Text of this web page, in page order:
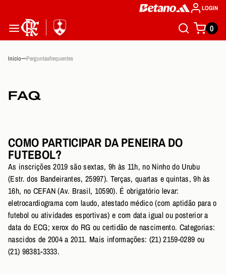
LOGIN
0
Inicio Perguntasfrequentes
FAQ
COMO PARTICIPAR DA PENEIRA DO
FUTEBOL?
As inscrições 2019 são sextas, 9h às 11h, no Ninho do Urubu
(Estr. dos Bandeirantes, 25997). Terças, quartas e quintas, 9h às
16h, no CEFAN (Av. Brasil, 10590). É obrigatório levar:
eletrocardiograma com laudo, atestado médico (com aptidão para o
futebol ou atividades esportivas) e com data igual ou posterior a
data do ECG; xerox do RG ou certidão de nascimento. Categorias:
nascidos de 2004 a 2011. Mais informações: (21) 2159-0289 ou
(21) 98381-3333.